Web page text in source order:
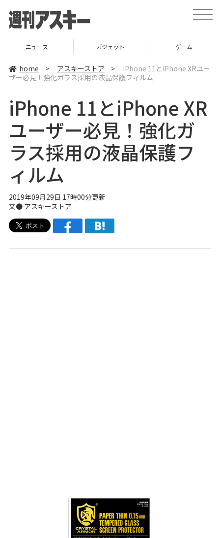
t
o
v
t
i
o
ニュース ガジェット ゲーム
home > アスキーストア >
iPhone 11とiPhone XRユー
ザー必見！強化ガラス採用の液晶保護フィルム
iPhone 11とiPhone XR
ユーザー必見！強化ガ
ラス採用の液晶保護フ
ィルム
2019年09月29日 17時00分更新
文● アスキーストア